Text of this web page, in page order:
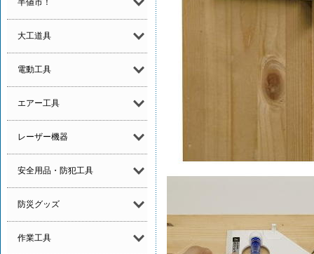
半値市！
大工道具
電動工具
エアー工具
レーザー機器
安全用品・防犯工具
防災グッズ
作業工具